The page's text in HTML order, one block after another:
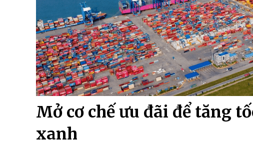
Mở cơ chế ưu đãi để tăng
xanh